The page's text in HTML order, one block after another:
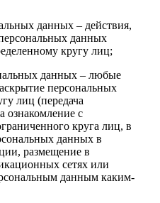
данных – действия,
данных
кругу лиц;
данных – любые
персональных
лиц (передача
ознакомление с
круга лиц, в
данных в
размещение в
сетях или
данным каким-